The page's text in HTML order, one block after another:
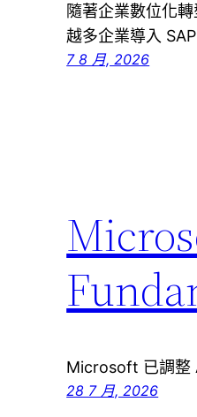
隨著企業數位化
越多企業導入
7 8 月, 2026
Microsoft 已調整
28 7 月, 2026